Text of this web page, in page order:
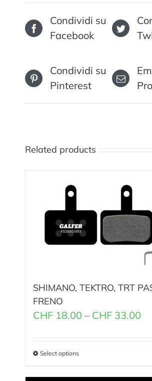
Condividi su
Facebook
Condividi su
Pinterest
Related products
SHIMANO, TEKTRO, TRT
FRENO
CHF 18.00 – CHF 33.00
Select options